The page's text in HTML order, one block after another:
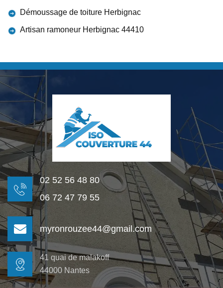
Démoussage de toiture Herbignac
Artisan ramoneur Herbignac 44410
02 52 56 48 80
06 72 47 79 55
myronrouzee44@gmail.com
41 quai de malakoff
44000 Nantes